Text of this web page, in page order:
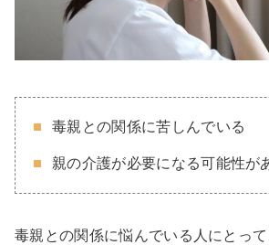
毒親との関係に苦しんでいる
親の介護が必要になる可能性が
毒親との関係に悩んでいる人にとっ